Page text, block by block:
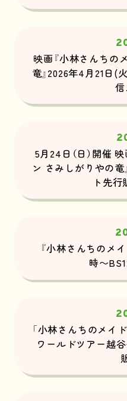
映画『小林さんちの
竜』2026年4月21日
信
5月24日（日）開催
ン さみしがりやの
ト先
『小林さんちのメ
時〜
「小林さんちのメイ
ワールドツアー越